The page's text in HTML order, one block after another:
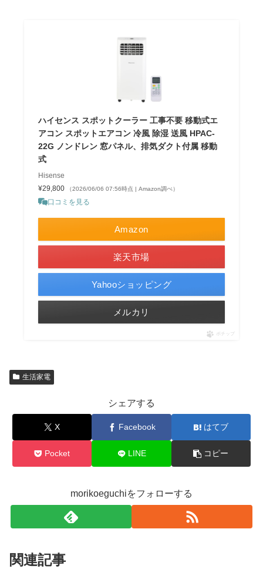
ハイセンス スポットクーラー 工事不要 移動式エ
アコン スポットエアコン 冷風 除湿 送風 HPAC-
22G ノンドレン 窓パネル、排気ダクト付属 移動
式
Hisense
¥29,800
（2026/06/06 07:56時点 | Amazon調べ）
口コミを見る
Amazon
楽天市場
Yahooショッピング
メルカリ
ポチップ
生活家電
シェアする
X Facebook はてブ
Pocket LINE コピー
morikoeguchiをフォローする
関連記事